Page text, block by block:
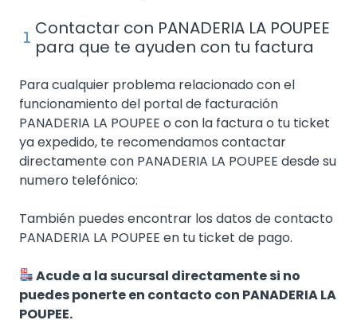
Contactar con PANADERIA LA POUPEE
para que te ayuden con tu factura
Para cualquier problema relacionado con el
funcionamiento del portal de facturación
PANADERIA LA POUPEE o con la factura o tu ticket
ya expedido, te recomendamos contactar
directamente con PANADERIA LA POUPEE desde su
numero telefónico:
También puedes encontrar los datos de contacto
PANADERIA LA POUPEE en tu ticket de pago.
Acude a la sucursal directamente si no
puedes ponerte en contacto con PANADERIA LA
POUPEE.